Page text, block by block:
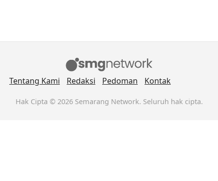
Tentang Kami Redaksi Pedoman Kontak
Hak Cipta © 2026 Semarang Network. Seluruh hak cipta.